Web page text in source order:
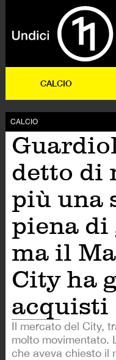
CALCIO
CALCIO
detto di
più una
piena
ma il
City ha
acquisti
Il mercato del City,
molto movimentato.
che aveva chiesto il